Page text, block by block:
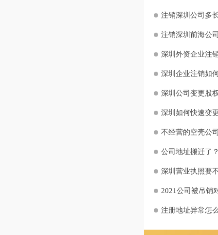
注销深圳公司多
注销深圳前海公
深圳外资企业注
深圳企业注销如
深圳公司变更股
深圳如何快速变
不经营的空壳公
公司地址搬迁了
深圳营业执照要
2021公司被吊销
注册地址异常怎